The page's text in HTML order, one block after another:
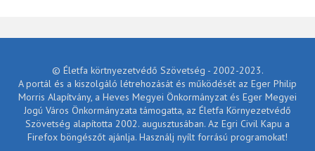
© Életfa körtnyezetvédő Szövetség - 2002-2023.
A portál és a kiszolgáló létrehozását és működését az Eger Philip
Morris Alapítvány, a Heves Megyei Önkormányzat és Eger Megyei
Jogú Város Önkormányzata támogatta, az Életfa Környezetvédő
Szövetség alapította 2002. augusztusában. Az Egri Civil Kapu a
Firefox böngészőt ajánlja. Használj nyílt forrású programokat!